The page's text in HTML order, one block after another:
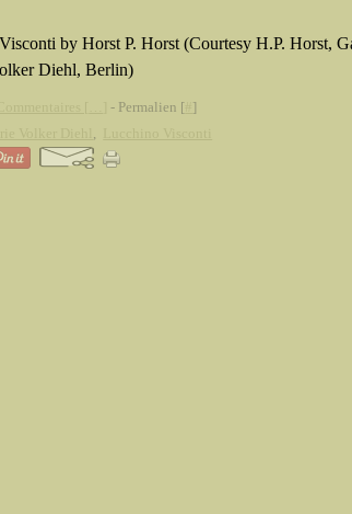
Visconti by Horst P. Horst (Courtesy H.P. Horst,
olker Diehl, Berlin)
- Permalien [ ]
,